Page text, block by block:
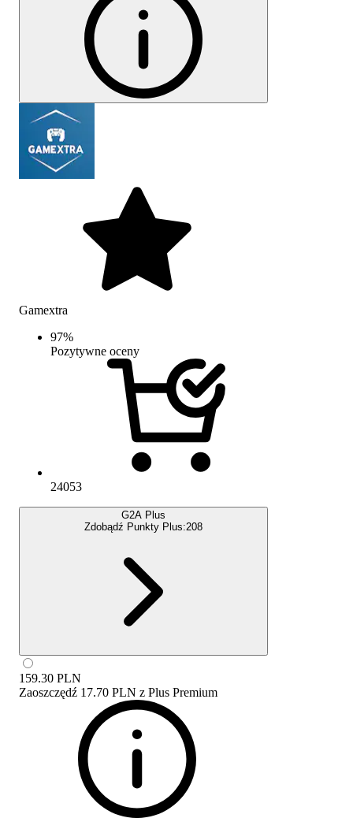
Gamextra
97%
Pozytywne oceny
24053
G2A Plus
Zdobądź Punkty Plus:208
159.30 PLN
Zaoszczędź 17.70 PLN z Plus Premium